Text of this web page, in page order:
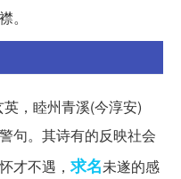
。
，睦州青溪(今淳安)
句。其诗有的反映社会
才不遇， 求名未遂的感